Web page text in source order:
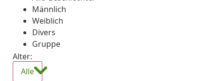
Männlich
Weiblich
Divers
Gruppe
Alter:
Alle